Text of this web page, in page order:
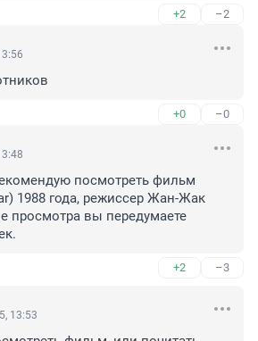
+2 –2
+0 –0
посмотреть фильм
1988 года, режиссер Жан-Жак
просмотра вы передумаете
+2 –3
13:53